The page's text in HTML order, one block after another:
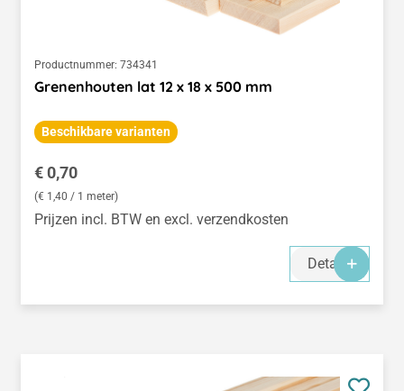
Productnummer: 734341
Grenenhouten lat 12 x 18 x 500 mm
Beschikbare varianten
Normale prijs:
€ 0,70
(€ 1,40 / 1 meter)
Prijzen incl. BTW en excl. verzendkosten
Details